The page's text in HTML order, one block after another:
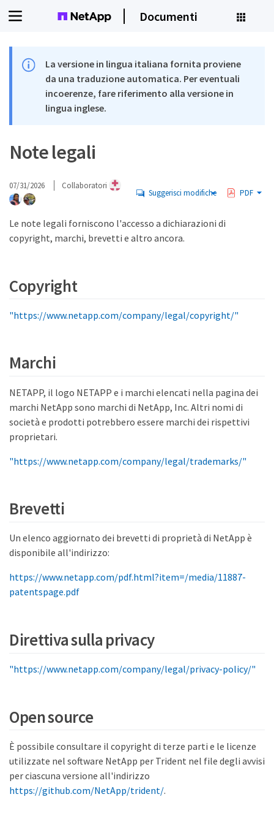
Documenti
La versione in lingua italiana fornita proviene
da una traduzione automatica. Per eventuali
incoerenze, fare riferimento alla versione in
lingua inglese.
Note legali
07/31/2026 Collaboratori
Suggerisci modifiche PDF
Le note legali forniscono l'accesso a dichiarazioni di
copyright, marchi, brevetti e altro ancora.
Copyright
"https://www.netapp.com/company/legal/copyright/"
Marchi
NETAPP, il logo NETAPP e i marchi elencati nella pagina dei
marchi NetApp sono marchi di NetApp, Inc. Altri nomi di
società e prodotti potrebbero essere marchi dei rispettivi
proprietari.
"https://www.netapp.com/company/legal/trademarks/"
Brevetti
Un elenco aggiornato dei brevetti di proprietà di NetApp è
disponibile all'indirizzo:
https://www.netapp.com/pdf.html?item=/media/11887-
patentspage.pdf
Direttiva sulla privacy
"https://www.netapp.com/company/legal/privacy-policy/"
Open source
È possibile consultare il copyright di terze parti e le licenze
utilizzate nel software NetApp per Trident nel file degli avvisi
per ciascuna versione all'indirizzo
https://github.com/NetApp/trident/.